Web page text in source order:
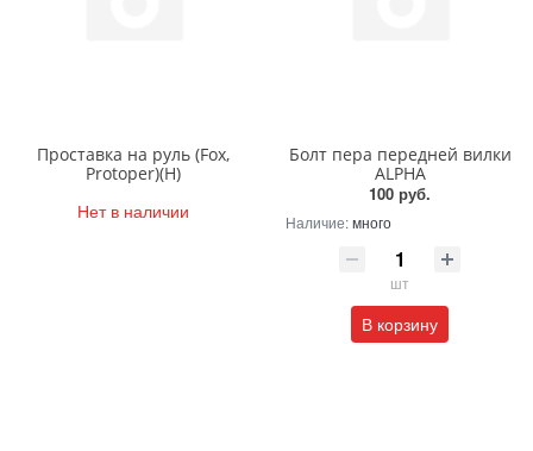
Проставка на руль (Fox,
Protoper)(Н)
Нет в наличии
Болт пера передней вилки
ALPHA
100 руб.
Наличие:много
шт
В корзину